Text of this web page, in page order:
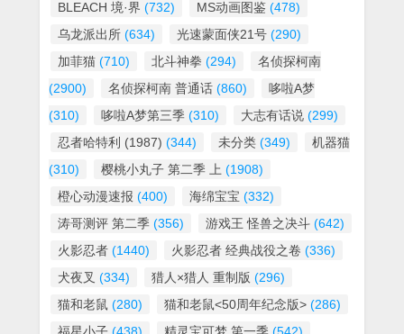
BLEACH 境·界 (732) MS动画图鉴 (478)
乌龙派出所 (634) 光速蒙面侠21号 (290)
加菲猫 (710) 北斗神拳 (294)
名侦探柯南
(2900)
名侦探柯南 普通话 (860)
哆啦A梦
(310)
哆啦A梦第三季 (310) 大志有话说 (299)
忍者哈特利 (1987) (344) 未分类 (349)
机器猫
(310)
樱桃小丸子 第二季 上 (1908)
橙心动漫速报 (400) 海绵宝宝 (332)
涛哥测评 第二季 (356) 游戏王 怪兽之决斗 (642)
火影忍者 (1440) 火影忍者 经典战役之卷 (336)
犬夜叉 (334) 猎人×猎人 重制版 (296)
猫和老鼠 (280) 猫和老鼠<50周年纪念版> (286)